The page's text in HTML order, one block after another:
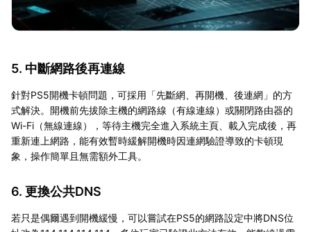
5. 中斷網路後再連線
針對PS5開機卡頓問題，可採用「先斷網、再開機、後連網」的方
式解決。開機前先拔除主機的網路線（有線連線）或關閉路由器的
Wi-Fi（無線連線），等待主機完全進入系統主頁、載入完成後，再
重新連上網路，能有效暫時緩解開機時因連網驗證導致的卡頓現
象，操作簡單且無需額外工具。
6. 更換公共DNS
若只是偶爾遇到開機緩慢，可以嘗試在PS5的網路設定中將DNS位